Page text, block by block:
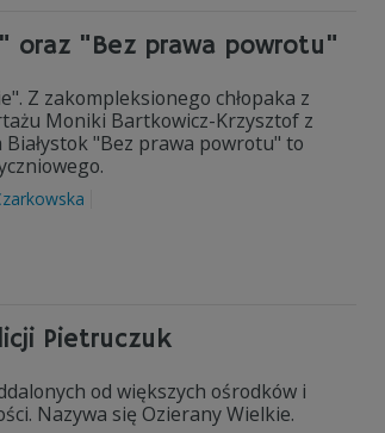
oraz "Bez prawa powrotu"
Z zakompleksionego chłopaka z
Moniki Bartkowicz-Krzysztof z
"Bez prawa powrotu" to
Pietruczuk
od większych ośrodków i
Nazywa się Ozierany Wielkie.